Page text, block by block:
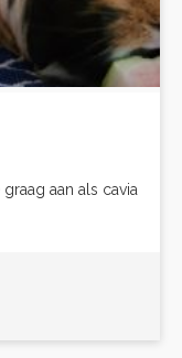
aan als cavia